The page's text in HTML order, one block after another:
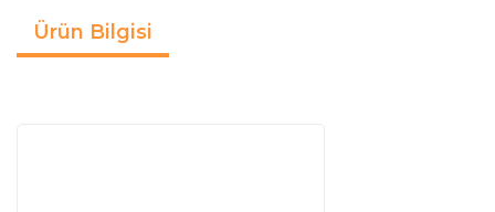
Ürün Bilgisi